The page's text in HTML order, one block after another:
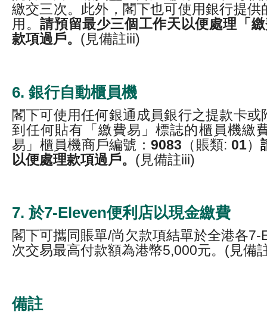
繳交三次。此外，閣下也可使用銀行提供
用。請預留最少三個工作天以便處理「
款項過戶。 (見備註iii)
6. 銀行自動櫃員機
閣下可使用任何銀通成員銀行之提款卡
到任何貼有「繳費易」標誌的櫃員機繳
易」櫃員機商戶編號：9083 （賬類: 01）
以便處理款項過戶。 (見備註iii)
7. 於7-Eleven便利店以現金繳費
閣下可攜同賬單/尚欠款項結單於全港各
次交易最高付款額為港幣5,000元。(見備
備註